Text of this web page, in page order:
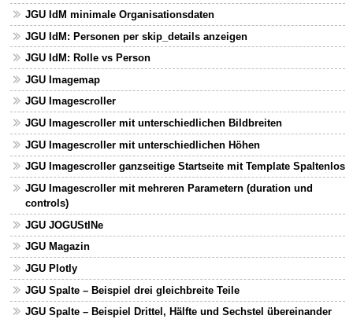
JGU IdM minimale Organisationsdaten
JGU IdM: Personen per skip_details anzeigen
JGU IdM: Rolle vs Person
JGU Imagemap
JGU Imagescroller
JGU Imagescroller mit unterschiedlichen Bildbreiten
JGU Imagescroller mit unterschiedlichen Höhen
JGU Imagescroller ganzseitige Startseite mit Template Spaltenlos
JGU Imagescroller mit mehreren Parametern (duration und
controls)
JGU JOGUStINe
JGU Magazin
JGU Plotly
JGU Spalte – Beispiel drei gleichbreite Teile
JGU Spalte – Beispiel Drittel, Hälfte und Sechstel übereinander